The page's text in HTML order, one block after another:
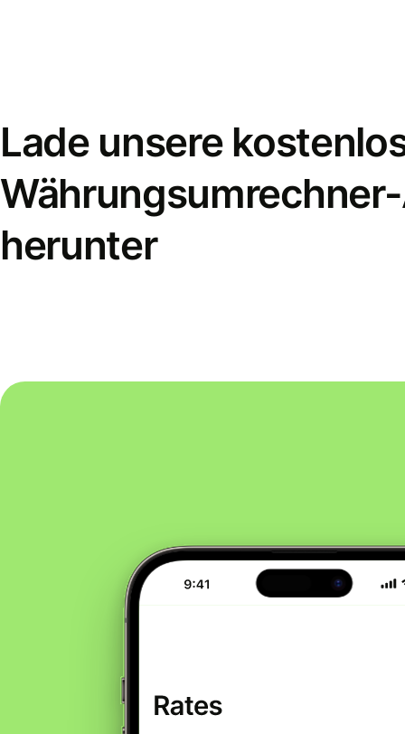
Lade unsere
herunter